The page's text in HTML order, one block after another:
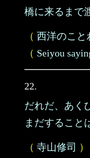
橋に来るまで
（ 西洋のこと
（ Seiyou
22.
だれだ、あく
まだすること
（ 寺山修司 ）